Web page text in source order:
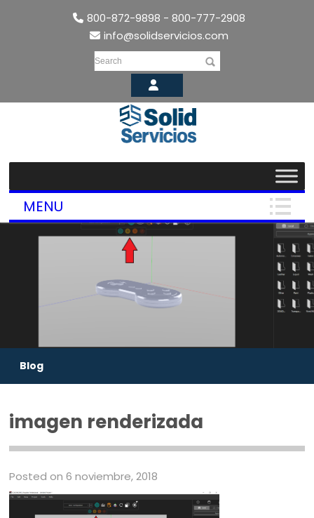
800-872-9898 - 800-777-2908
info@solidservicios.com
Search
MENU
Blog
imagen renderizada
Posted on 6 noviembre, 2018